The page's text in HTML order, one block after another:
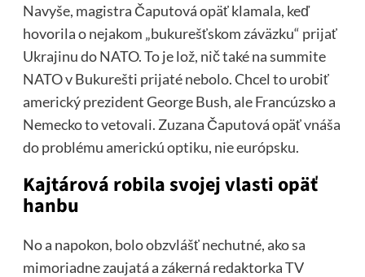
Navyše, magistra Čaputová opäť klamala, keď
hovorila o nejakom „bukurešťskom záväzku“ prijať
Ukrajinu do NATO. To je lož, nič také na summite
NATO v Bukurešti prijaté nebolo. Chcel to urobiť
americký prezident George Bush, ale Francúzsko a
Nemecko to vetovali. Zuzana Čaputová opäť vnáša
do problému americkú optiku, nie európsku.
Kajtárová robila svojej vlasti opäť
hanbu
No a napokon, bolo obzvlášť nechutné, ako sa
mimoriadne zaujatá a zákerná redaktorka TV